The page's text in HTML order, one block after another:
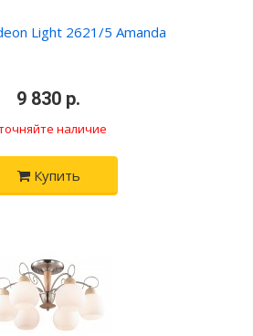
Light 2621/5 Amanda
9 830 р.
наличие
Купить